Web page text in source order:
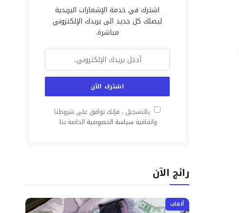
اشترك في خدمة الإشعارات البريدية
ليصلك كل جديد الى بريدك الإلكتروني
مباشرة.
بالتسجيل ، فإنك توافق على شروطنا
واتفاقية سياسة الخصوصية الخاصة بنا.
رائج الآن
ألعاب